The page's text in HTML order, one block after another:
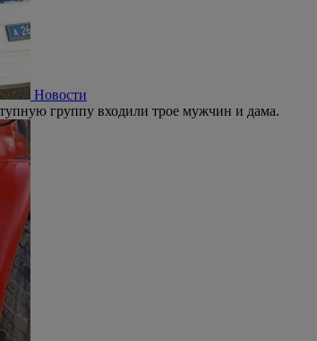
Новости
группу входили трое мужчин и дама.